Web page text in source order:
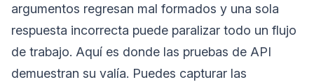
argumentos regresan mal formados y una sola
respuesta incorrecta puede paralizar todo un flujo
de trabajo. Aquí es donde las pruebas de API
demuestran su valía. Puedes capturar las